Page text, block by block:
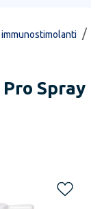
/
Spray